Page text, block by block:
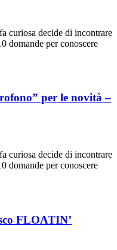
curiosa decide di incontrare
domande per conoscere
per le novità –
curiosa decide di incontrare
domande per conoscere
FLOATIN’